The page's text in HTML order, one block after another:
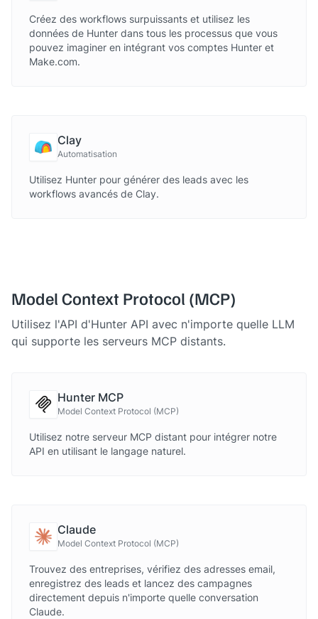
Créez des workflows surpuissants et utilisez les
données de Hunter dans tous les processus que vous
pouvez imaginer en intégrant vos comptes Hunter et
Make.com.
Clay
Automatisation
Utilisez Hunter pour générer des leads avec les
workflows avancés de Clay.
Model Context Protocol (MCP)
Utilisez l'API d'Hunter API avec n'importe quelle LLM
qui supporte les serveurs MCP distants.
Hunter MCP
Model Context Protocol (MCP)
Utilisez notre serveur MCP distant pour intégrer notre
API en utilisant le langage naturel.
Claude
Model Context Protocol (MCP)
Trouvez des entreprises, vérifiez des adresses email,
enregistrez des leads et lancez des campagnes
directement depuis n'importe quelle conversation
Claude.